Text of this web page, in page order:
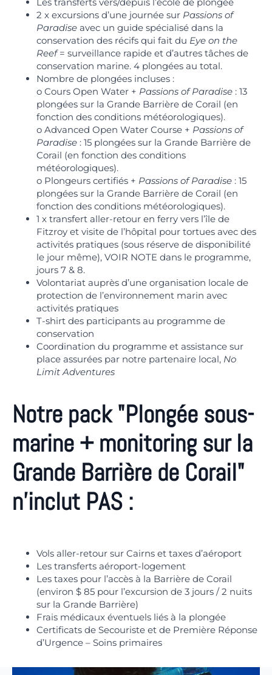
2 x excursions d’une journée sur Passions of
Paradise avec un guide spécialisé dans la
conservation des récifs qui fait du Eye on the
Reef= surveillance rapide et d’autres tâches de
conservation marine. 4 plongées au total.
Nombre de plongées incluses :
o Cours Open Water + Passions of Paradise : 13
plongées sur la Grande Barrière de Corail (en
fonction des conditions météorologiques).
o Advanced Open Water Course + Passions of
Paradise : 15 plongées sur la Grande Barrière de
Corail (en fonction des conditions
météorologiques).
o Plongeurs certifiés + Passions of Paradise : 15
plongées sur la Grande Barrière de Corail (en
fonction des conditions météorologiques).
1 x transfert aller-retour en ferry vers l’île de
Fitzroy et visite de l’hôpital pour tortues avec des
activités pratiques (sous réserve de disponibilité
le jour même), VOIR NOTE dans le programme,
jours 7 & 8.
Volontariat auprès d’une organisation locale de
protection de l’environnement marin avec
activités pratiques
T-shirt des participants au programme de
conservation
Coordination du programme et assistance sur
place assurées par notre partenaire local, No
Limit Adventures
Notre pack "Plongée sous-
marine + monitoring sur la
Grande Barrière de Corail"
n'inclut PAS :
Vols aller-retour sur Cairns et taxes d’aéroport
Les transferts aéroport-logement
Les taxes pour l’accès à la Barrière de Corail
(environ $ 85 pour l’excursion de 3 jours / 2 nuits
sur la Grande Barrière)
Frais médicaux éventuels liés à la plongée
Certificats de Secouriste et de Première Réponse
d’Urgence – Soins primaires